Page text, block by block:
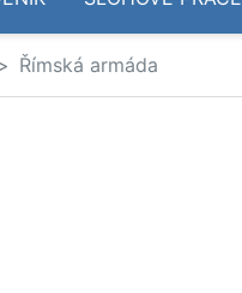
Římská armáda